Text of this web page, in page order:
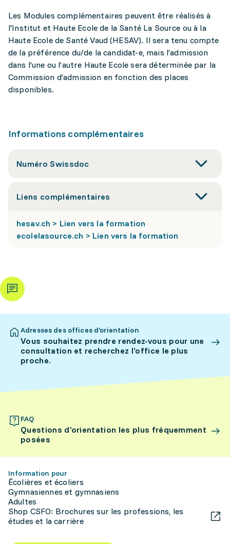
Les Modules complémentaires peuvent être réalisés à
l'Institut et Haute Ecole de la Santé La Source ou à la
Haute Ecole de Santé Vaud (HESAV). Il sera tenu compte
de la préférence du/de la candidat-e, mais l’admission
dans l’une ou l’autre Haute Ecole sera déterminée par la
Commission d’admission en fonction des places
disponibles.
Informations complémentaires
Numéro Swissdoc
Liens complémentaires
hesav.ch > Lien vers la formation
ecolelasource.ch > Lien vers la formation
Adresses des offices d’orientation
Vous souhaitez prendre rendez-vous pour une
consultation et recherchez l’office le plus
proche.
FAQ
Questions d’orientation les plus fréquemment
posées
Information pour
Écolières et écoliers
Gymnasiennes et gymnasiens
Adultes
Shop CSFO: Brochures sur les professions, les
études et la carrière